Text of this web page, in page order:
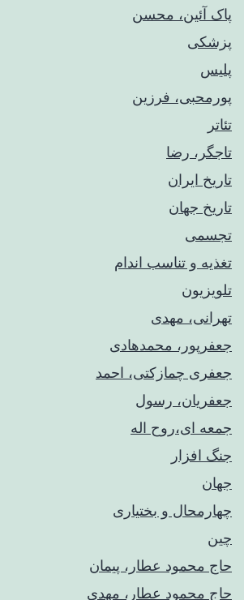
پاک آئین، محسن
پزشکی
پلیس
پورمحبی، فرزین
تئاتر
تاجگر، رضا
تاریخ ایران
تاریخ جهان
تجسمی
تغذیه و تناسب اندام
تلویزیون
تهرانی، مهدی
جعفرپور، محمدهادی
جعفری چمازکتی، احمد
جعفریان، رسول
جمعه ای،روح اله
جنگ افزار
جهان
چهارمحال و بختیاری
چین
حاج محمود عطار، پیمان
حاج محمود عطار، مهدی